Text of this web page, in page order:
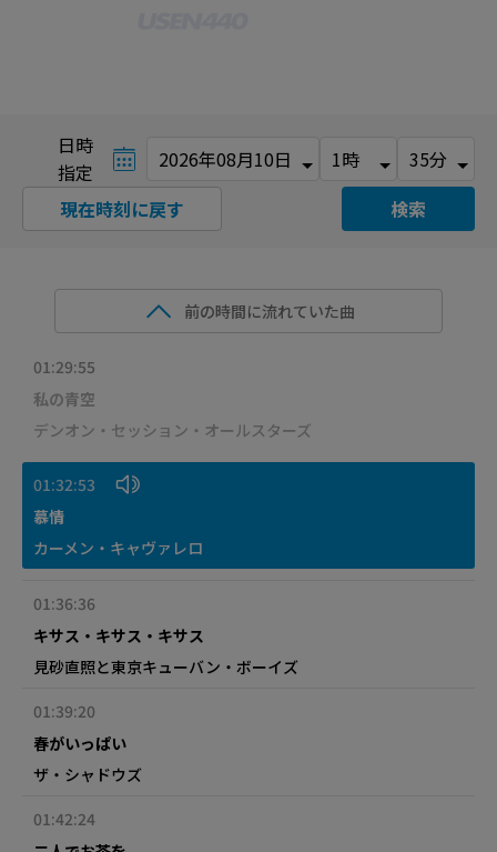
日時
指定
検索
現在時刻に戻す
前の時間に流れていた曲
01:29:55
私の青空
デンオン・セッション・オールスターズ
01:32:53
慕情
カーメン・キャヴァレロ
01:36:36
キサス・キサス・キサス
見砂直照と東京キューバン・ボーイズ
01:39:20
春がいっぱい
ザ・シャドウズ
01:42:24